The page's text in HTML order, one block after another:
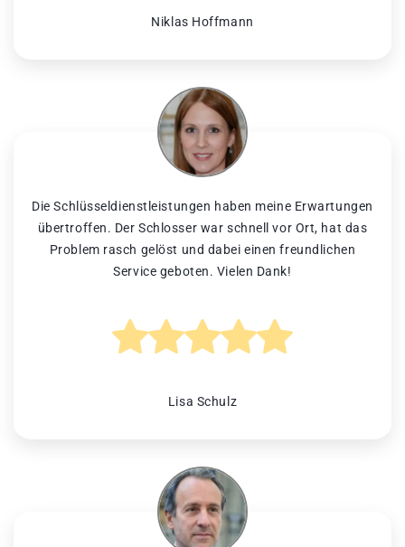
Niklas Hoffmann
Die Schlüsseldienstleistungen haben meine Erwartungen
übertroffen. Der Schlosser war schnell vor Ort, hat das
Problem rasch gelöst und dabei einen freundlichen
Service geboten. Vielen Dank!
Lisa Schulz